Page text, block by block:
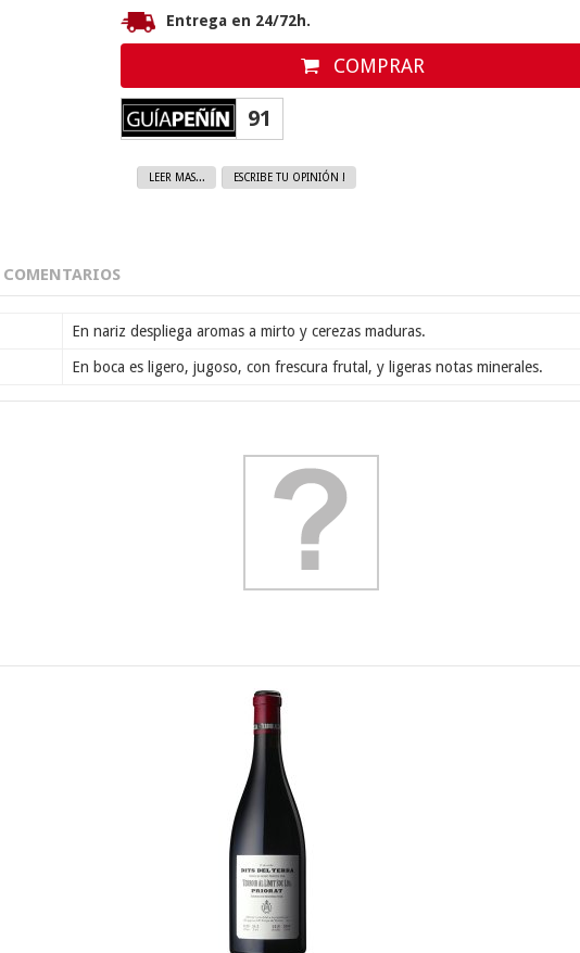
Entrega en 24/72h.
COMPRAR
91
LEER MAS... ESCRIBE TU OPINIÓN !
COMENTARIOS
En nariz despliega aromas a mirto y cerezas maduras.
En boca es ligero, jugoso, con frescura frutal, y ligeras notas minerales.